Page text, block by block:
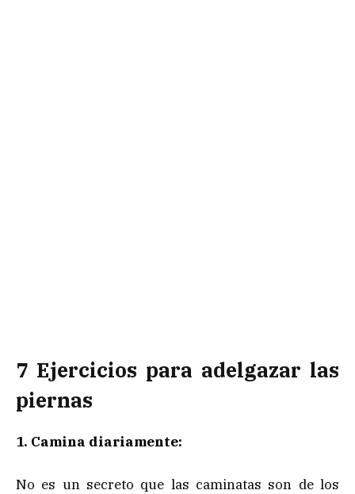
7 Ejercicios para adelgazar las
piernas
1. Camina diariamente:
No es un secreto que las caminatas son de los